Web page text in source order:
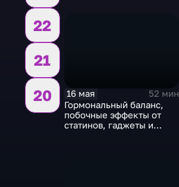
22
21
20
16 мая
52 мин
Гормональный баланс,
побочные эффекты от
статинов, гаджеты и